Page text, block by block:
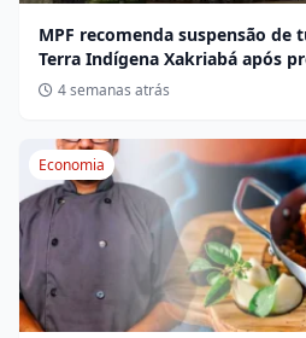
MPF recomenda suspensão de
Terra Indígena Xakriabá após
BR-135
4 semanas atrás
Economia